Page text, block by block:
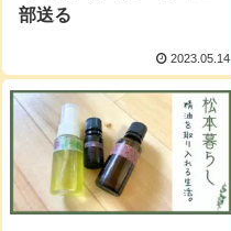
部送る
2023.05.14